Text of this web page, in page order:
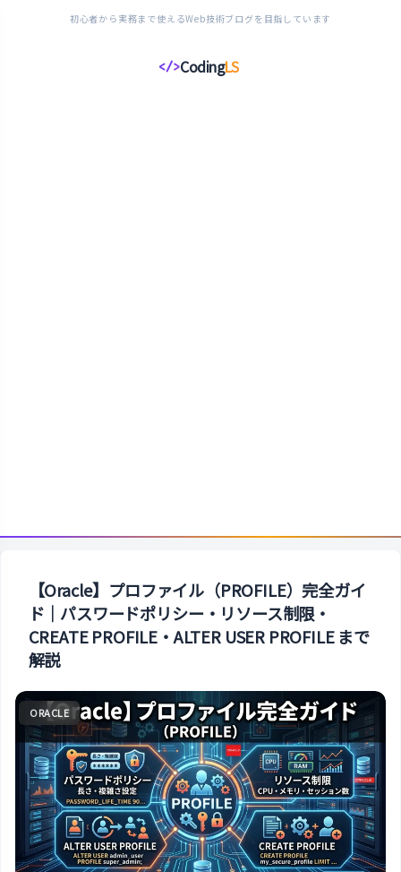
初心者から実務まで使えるWeb技術ブログを目指しています
</>CodingLS
コ
【Oracle】プロファイル（PROFILE）完全ガイ
ド｜パスワードポリシー・リソース制限・
CREATE PROFILE・ALTER USER PROFILE まで
解説
ORACLE